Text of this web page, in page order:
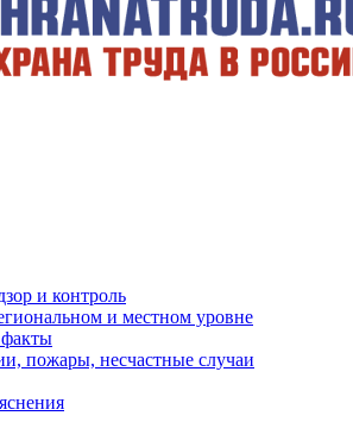
и контроль
и местном уровне
пожары, несчастные случаи